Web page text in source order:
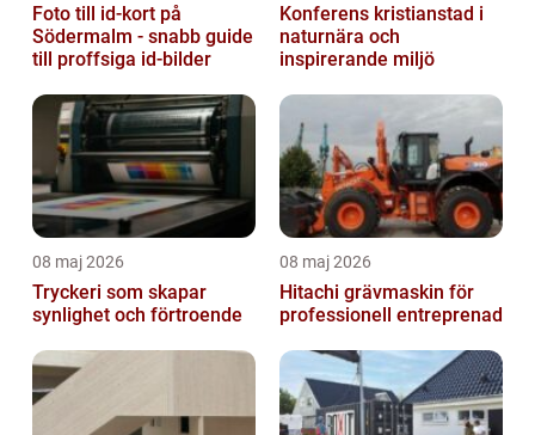
Foto till id-kort på
Södermalm - snabb guide
till proffsiga id-bilder
Konferens kristianstad i
naturnära och
inspirerande miljö
08 maj 2026
Tryckeri som skapar
synlighet och förtroende
08 maj 2026
Hitachi grävmaskin för
professionell entreprenad